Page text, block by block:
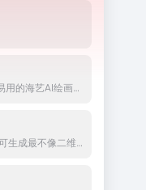
海艺SeaArt-AI免费易用的海艺AI绘画工具，一个高效易用的AIGC绘图工具：SeaArt让你无需专业技能，短时间内成为艺术家。借助强大的渲染引擎和个性化混合推荐系统，高质量创作触手可...
AI艺术二维码生成，可生成最不像二维码的二维码